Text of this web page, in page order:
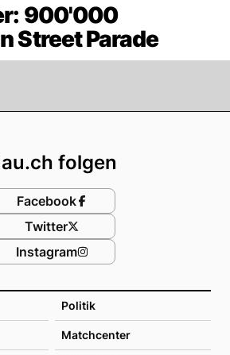
900'000
Street Parade
Politik
Matchcenter
folgen
Facebook
Twitter
Instagram